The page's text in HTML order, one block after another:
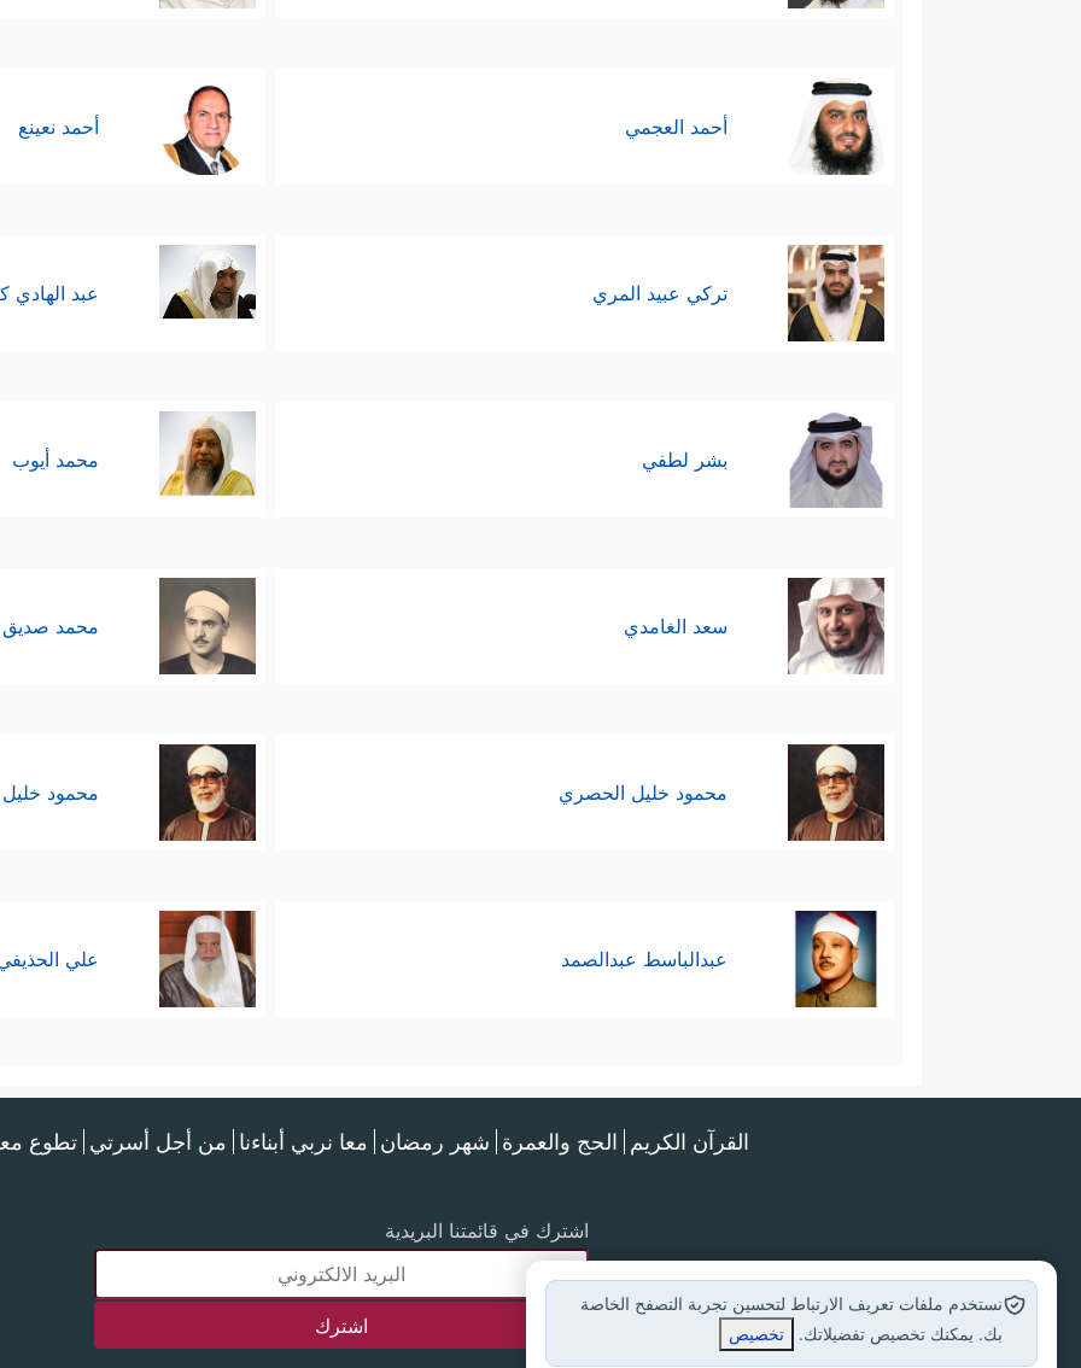
أحمد العجمي أحمد نعينع
تركي عبيد المري عبد الهادي
بشر لطفي محمد أيوب
سعد الغامدي محمد صديق
محمود خليل الحصري محمود
عبدالباسط عبدالصمد علي
القرآن الكريم الحج والعمرة شهر رمضان معا نربي أبناءنا من أجل أسرتي تطوع
اشترك في قائمتنا البريدية
نستخدم ملفات تعريف الارتباط لتحسين تجربة التصفح الخاصة
بك. يمكنك تخصيص تفضيلاتك.
تخصيص